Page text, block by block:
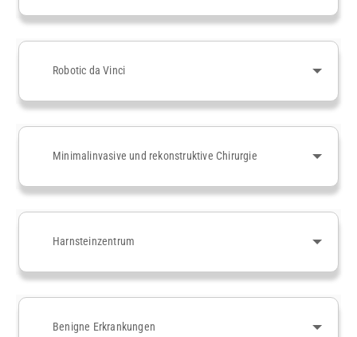
Robotic da Vinci
Minimalinvasive und rekonstruktive Chirurgie
Harnsteinzentrum
Benigne Erkrankungen